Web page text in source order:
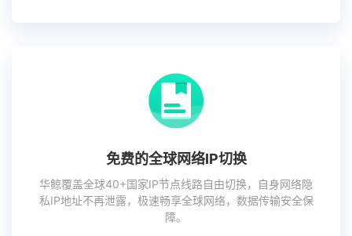
免费的全球网络IP切换
华鲸覆盖全球40+国家IP节点线路自由切换，自身网络隐
私IP地址不再泄露，极速畅享全球网络，数据传输安全保
障。